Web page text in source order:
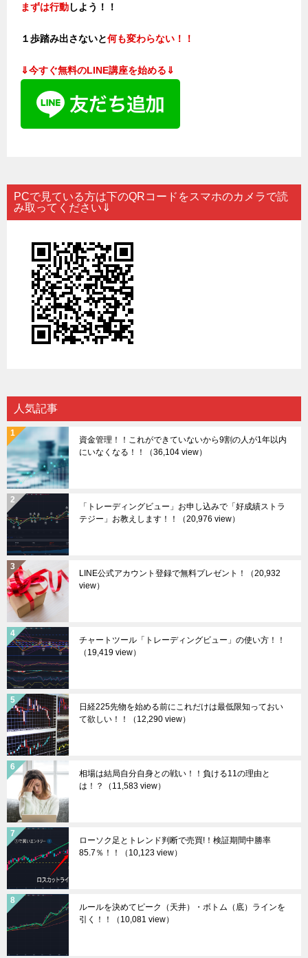
まずは行動しよう！！
１歩踏み出さないと何も変わらない！！
⇓今すぐ無料のLINE講座を始める⇓
PCで見ている方は下のQRコードをスマホのカメラで読
み取ってください⇓
人気記事
資金管理！！これができていないから9割の人が1年以内
にいなくなる！！
（36,104 view）
「トレーディングビュー」お申し込みで「好成績ストラ
テジー」お教えします！！
（20,976 view）
LINE公式アカウント登録で無料プレゼント！
（20,932
view）
チャートツール「トレーディングビュー」の使い方！！
（19,419 view）
日経225先物を始める前にこれだけは最低限知っておい
て欲しい！！
（12,290 view）
相場は結局自分自身との戦い！！負ける11の理由と
は！？
（11,583 view）
ローソク足とトレンド判断で売買!！検証期間中勝率
85.7％！！
（10,123 view）
ルールを決めてピーク（天井）・ボトム（底）ラインを
引く！！
（10,081 view）